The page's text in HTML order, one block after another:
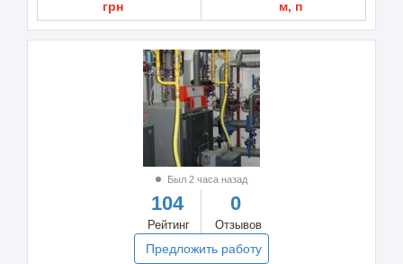
грн м, п
Был 2 часа назад
104
Рейтинг
0
Отзывов
Предложить работу